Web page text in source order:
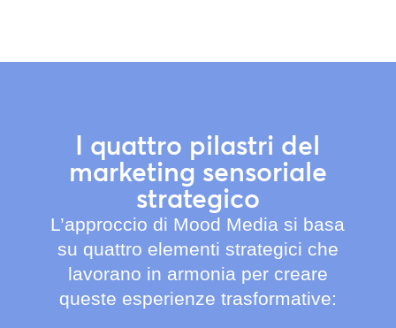
I quattro pilastri del
marketing sensoriale
strategico
L’approccio di Mood Media si basa
su quattro elementi strategici che
lavorano in armonia per creare
queste esperienze trasformative: